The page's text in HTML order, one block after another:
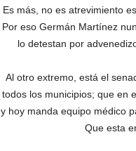
Es más, no es atrevimiento
Por eso Germán Martínez
lo detestan por
Al otro extremo, está el
todos los municipios; que en
y hoy manda equipo médico
Que esta